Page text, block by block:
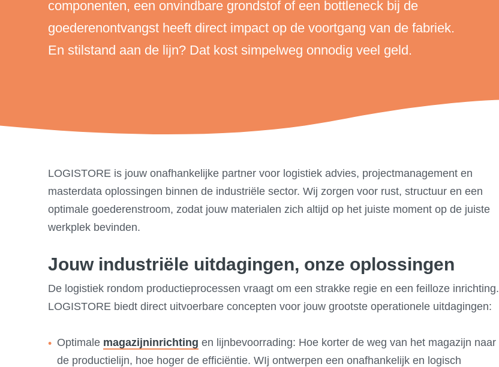
componenten, een onvindbare grondstof of een bottleneck bij de
goederenontvangst heeft direct impact op de voortgang van de fabriek.
En stilstand aan de lijn? Dat kost simpelweg onnodig veel geld.
LOGISTORE is jouw onafhankelijke partner voor logistiek advies, projectmanagement en
masterdata oplossingen binnen de industriële sector. Wij zorgen voor rust, structuur en een
optimale goederenstroom, zodat jouw materialen zich altijd op het juiste moment op de juiste
werkplek bevinden.
Jouw industriële uitdagingen, onze oplossingen
De logistiek rondom productieprocessen vraagt om een strakke regie en een feilloze inrichting.
LOGISTORE biedt direct uitvoerbare concepten voor jouw grootste operationele uitdagingen:
​Optimale magazijninrichting en lijnbevoorrading: Hoe korter de weg van het magazijn naar
de productielijn, hoe hoger de efficiëntie. WIj ontwerpen een onafhankelijk en logisch